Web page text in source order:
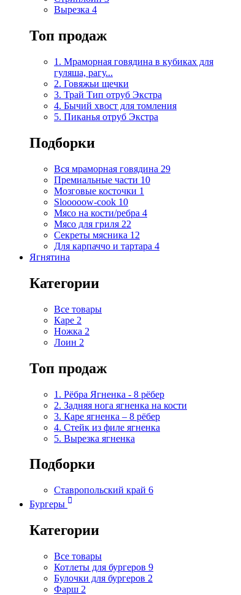
Вырезка 4
Топ продаж
1. Мраморная говядина в кубиках для
гуляша, рагу...
2. Говяжьи щечки
3. Трай Тип отруб Экстра
4. Бычий хвост для томления
5. Пиканья отруб Экстра
Подборки
Вся мраморная говядина 29
Премиальные части 10
Мозговые косточки 1
Slooooow-cook 10
Мясо на кости/ребра 4
Мясо для гриля 22
Секреты мясника 12
Для карпаччо и тартара 4
Ягнятина
Категории
Все товары
Каре 2
Ножка 2
Лоин 2
Топ продаж
1. Рёбра Ягненка - 8 рёбер
2. Задняя нога ягненка на кости
3. Каре ягненка – 8 рёбер
4. Стейк из филе ягненка
5. Вырезка ягненка
Подборки
Ставропольский край 6
Бургеры
Категории
Все товары
Котлеты для бургеров 9
Булочки для бургеров 2
Фарш 2